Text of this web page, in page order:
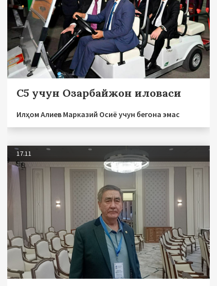
С5 учун Озарбайжон иловаси
Илҳом Алиев Марказий Осиё учун бегона эмас
17.11